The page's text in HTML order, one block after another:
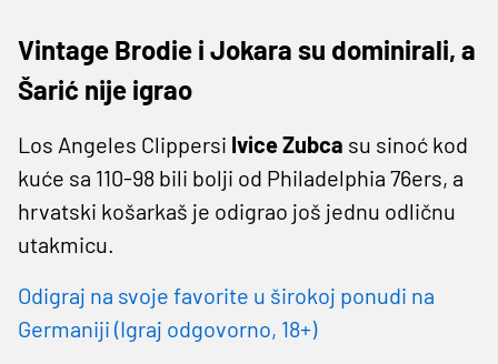
Vintage Brodie i Jokara su dominirali, a
Šarić nije igrao
Los Angeles Clippersi Ivice Zubca su sinoć kod
kuće sa 110-98 bili bolji od Philadelphia 76ers, a
hrvatski košarkaš je odigrao još jednu odličnu
utakmicu.
Odigraj na svoje favorite u širokoj ponudi na
Germaniji (Igraj odgovorno, 18+)